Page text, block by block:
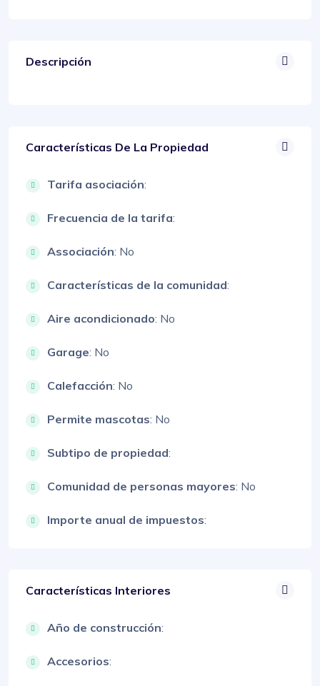
Descripción
Características De La Propiedad
Tarifa asociación:
Frecuencia de la tarifa:
Associación: No
Características de la comunidad:
Aire acondicionado: No
Garage: No
Calefacción: No
Permite mascotas: No
Subtipo de propiedad:
Comunidad de personas mayores: No
Importe anual de impuestos:
Características Interiores
Año de construcción:
Accesorios: